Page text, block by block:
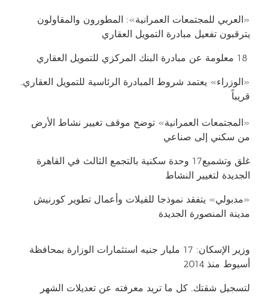
«العربي للمجتمعات العمرانية»: المطورون والمقاولون
يترقبون تفعيل مبادرة التمويل العقاري
«الوزراء» يعتمد شروط المبادرة الرئاسية للتمويل العقاري..
قريباً
«المجتمعات العمرانية» توضح موقف تغيير نشاط الأرض
من سكني إلى صناعي
غلق وتشميع17 وحدة سكنية بالتجمع الثالث في القاهرة
الجديدة لتغيير النشاط
«مدبولي» يتفقد نموذجا للفيلات وأعمال تطوير كورنيش
مدينة المنصورة الجديدة
وزير الإسكان: 17 مليار جنيه استثمارات الوزارة بمحافظة
أسيوط منذ 2014
لتسجيل شقتك.. كل ما تريد معرفته عن تعديلات الشهر